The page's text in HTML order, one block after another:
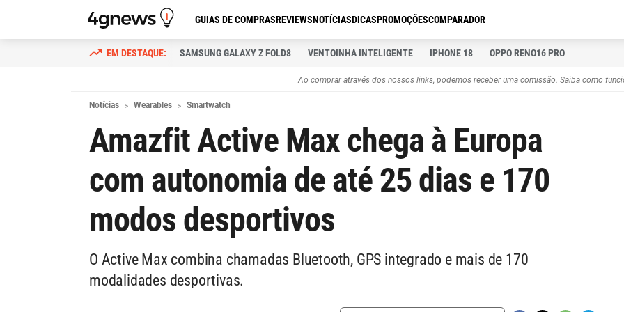
GUIAS DE COMPRASREVIEWSNOTÍCIASDICASPROMOÇÕESCOMPARADOR
SAMSUNG GALAXY Z FOLD8 VENTOINHA INTELIGENTE IPHONE 18 OPPO RENO16 PRO
Ao comprar através dos nossos links, podemos receber uma comissão. Saiba como
Notícias Wearables Smartwatch
Amazfit Active Max chega à Europa
com autonomia de até 25 dias e 170
modos desportivos
O Active Max combina chamadas Bluetooth, GPS integrado e mais de 170
modalidades desportivas.